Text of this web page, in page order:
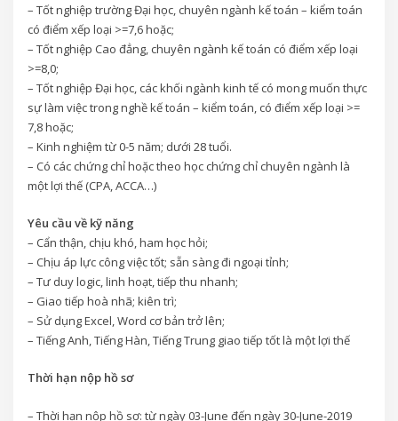
– Tốt nghiệp trường Đại học, chuyên ngành kế toán – kiểm toán
có điểm xếp loại >=7,6 hoặc;
– Tốt nghiệp Cao đẳng, chuyên ngành kế toán có điểm xếp loại
>=8,0;
– Tốt nghiệp Đại học, các khối ngành kinh tế có mong muốn thực
sự làm việc trong nghề kế toán – kiểm toán, có điểm xếp loại >=
7,8 hoặc;
– Kinh nghiệm từ 0-5 năm; dưới 28 tuổi.
– Có các chứng chỉ hoặc theo học chứng chỉ chuyên ngành là
một lợi thế (CPA, ACCA…)
Yêu cầu về kỹ năng
– Cẩn thận, chịu khó, ham học hỏi;
– Chịu áp lực công việc tốt; sẵn sàng đi ngoại tỉnh;
– Tư duy logic, linh hoạt, tiếp thu nhanh;
– Giao tiếp hoà nhã; kiên trì;
– Sử dụng Excel, Word cơ bản trở lên;
– Tiếng Anh, Tiếng Hàn, Tiếng Trung giao tiếp tốt là một lợi thế
Thời hạn nộp hồ sơ
– Thời hạn nộp hồ sơ: từ ngày 03-June đến ngày 30-June-2019